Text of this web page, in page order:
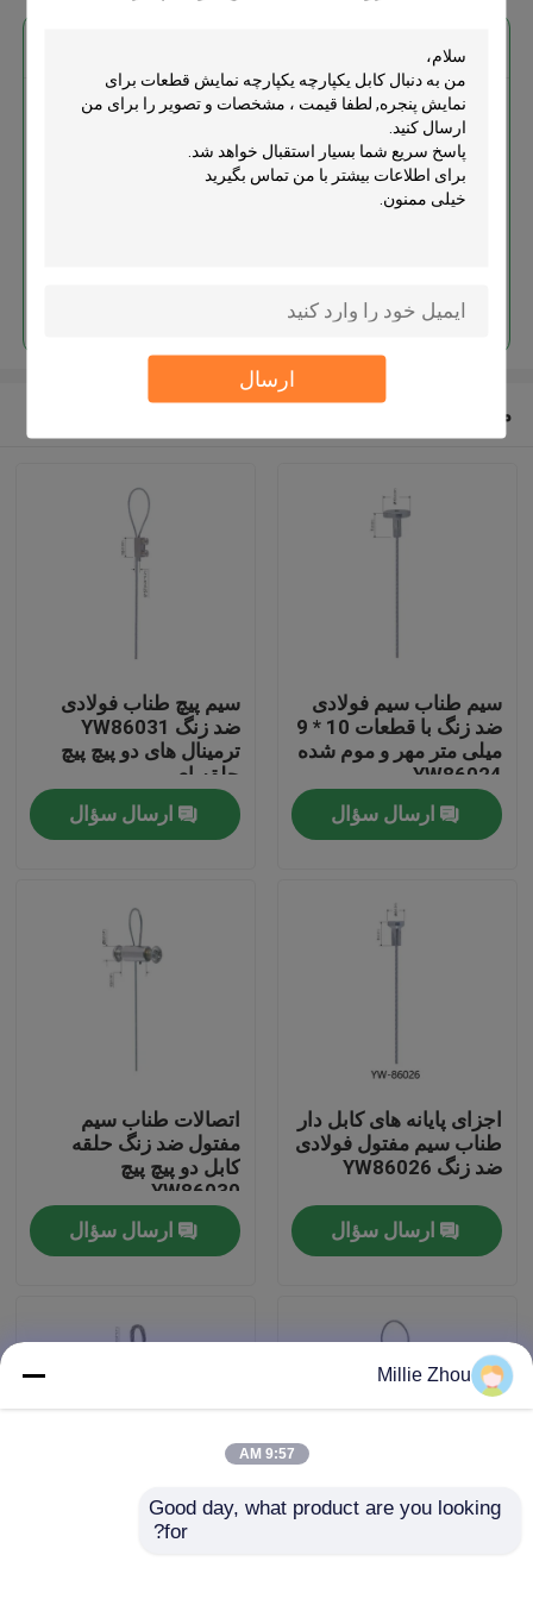
ارسال
صفحه اصلی
درباره ما
تور کارخانه
با ما تماس بگیرید
گیرنده های هواپیما
کابل یکپارچه یکپارچه نمایش قطعات
برای نمایش پنجره
محصولات توصیه شده
سیم طناب سیم فولادی
ضد زنگ با قطعات 10 * 9
میلی متر مهر و موم شده
YW86024
ارسال سؤال
سیم پیچ طناب فولادی
ضد زنگ YW86031
ترمینال های دو پیچ پیچ
حلقه ای
ارسال سؤال
اجزای پایانه های کابل دار
طناب سیم مفتول فولادی
ضد زنگ YW86026
ارسال سؤال
اتصالات طناب سیم
مفتول ضد زنگ حلقه
کابل دو پیچ پیچ
YW86030
ارسال سؤال
اجزای طناب سیم
Millie Zhou
9:57 AM
Good day, what product are you looking
for?